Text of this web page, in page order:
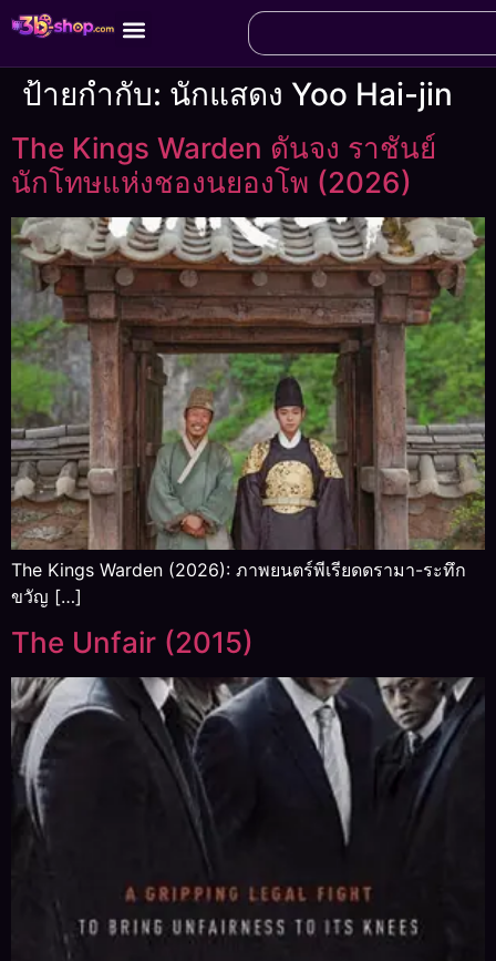
ป้ายกำกับ: นักแสดง Yoo Hai-jin
The Kings Warden ดันจง ราชันย์
นักโทษแห่งชองนยองโพ (2026)
The Kings Warden (2026): ภาพยนตร์พีเรียดดรามา-ระทึก
ขวัญ […]
The Unfair (2015)